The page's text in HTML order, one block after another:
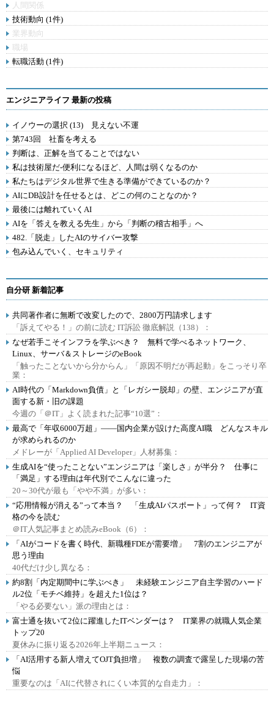
人間関係
技術動向 (1件)
業界動向
職場
転職活動 (1件)
エンジニアライフ 最新の投稿
イノウーの選択 (13) 見えない不運
第743回 社畜を考える
判断は、正解を当てることではない
私は技術屋だ-便利になるほど、人間は弱くなるのか
私たちはデジタル世界で生きる準備ができているのか？
AIにDB設計を任せるとは、どこの何のことなのか？
最後には離れていくAI
AIを「答えを教える先生」から「判断の稽古相手」へ
482.「脱走」したAIのサイバー攻撃
包み込んでいく、セキュリティ
自分研 新着記事
共同著作者に無断で改変したので、2800万円請求します
「訴えてやる！」の前に読む IT訴訟 徹底解説（138）：
なぜ若手こそインフラを学ぶべき？ 無料で学べるネットワーク、
Linux、サーバ＆ストレージのeBook
「触ったことないから分からん」「原因不明だが再起動」をこっそり卒
業：
AI時代の「Markdown負債」と「レガシー脱却」の壁、エンジニアが直
面する新・旧の課題
今週の「＠IT」よく読まれた記事“10選”：
最高で「年収6000万超」――国内企業が設けた高度AI職 どんなスキル
が求められるのか
メドレーが「Applied AI Developer」人材募集：
生成AIを“使ったことない”エンジニアは「楽しさ」が半分？ 仕事に
「満足」する理由は年代別でこんなに違った
20～30代が最も「やや不満」が多い：
“応用情報が消える”って本当？ 「生成AIパスポート」って何？ IT資
格の今を読む
＠IT人気記事まとめ読みeBook（6）：
「AIがコードを書く時代、新職種FDEが需要増」 7割のエンジニアが
思う理由
40代だけ少し異なる：
約8割「内定期間中に学ぶべき」 未経験エンジニア自主学習のハード
ル2位「モチベ維持」を超えた1位は？
「やる必要ない」派の理由とは：
富士通を抜いて2位に躍進したITベンダーは？ IT業界の就職人気企業
トップ20
夏休みに振り返る2026年上半期ニュース：
「AI活用する新人増えてOJT負担増」 複数の調査で露呈した現場の苦
悩
重要なのは「AIに代替されにくい本質的な自走力」：